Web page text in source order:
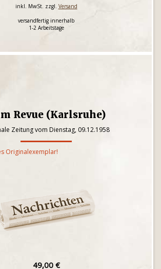
inkl. MwSt. zzgl. Versand
versandfertig innerhalb
1-2 Arbeitstage
Revue (Karlsruhe)
Zeitung vom Dienstag, 09.12.1958
Originalexemplar!
49,00 €